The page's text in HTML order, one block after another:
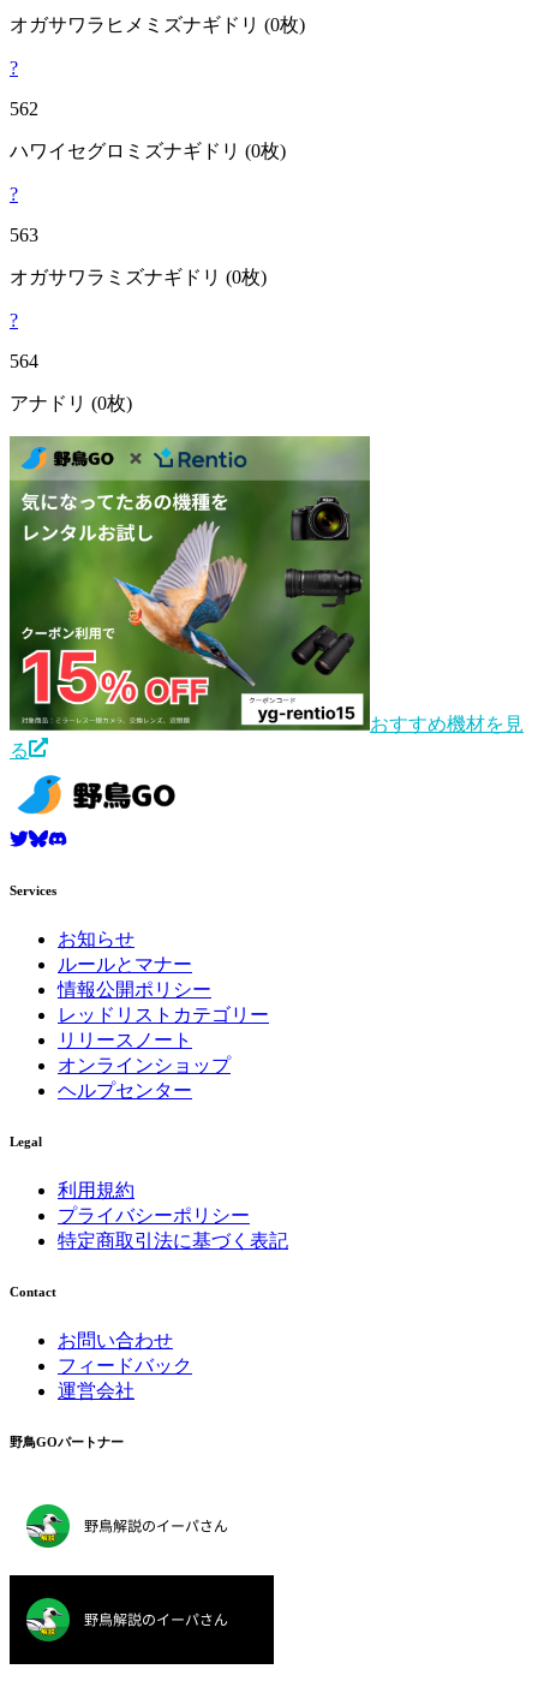
オガサワラヒメミズナギドリ (0枚)
?
562
ハワイセグロミズナギドリ (0枚)
?
563
オガサワラミズナギドリ (0枚)
?
564
アナドリ (0枚)
おすすめ機材を見
る
Services
お知らせ
ルールとマナー
情報公開ポリシー
レッドリストカテゴリー
リリースノート
オンラインショップ
ヘルプセンター
Legal
利用規約
プライバシーポリシー
特定商取引法に基づく表記
Contact
お問い合わせ
フィードバック
運営会社
野鳥GOパートナー